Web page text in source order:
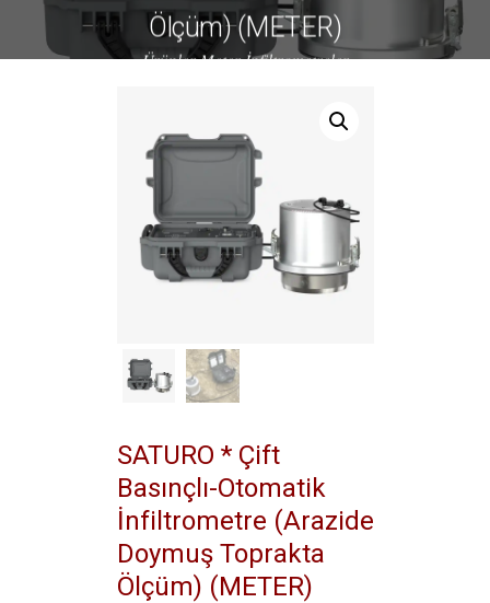
HABERLER
TEKNİK SERVİS
ONLINE KATALOG
Ölçüm) (METER)
Ürünler-Meter-İnfiltrometreler
SATURO * Çift
Basınçlı-Otomatik
İnfiltrometre (Arazide
Doymuş Toprakta
Ölçüm) (METER)